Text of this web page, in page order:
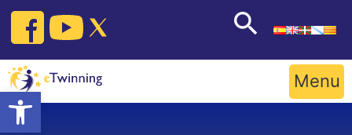
Open toolbar
Skip
content
Menu